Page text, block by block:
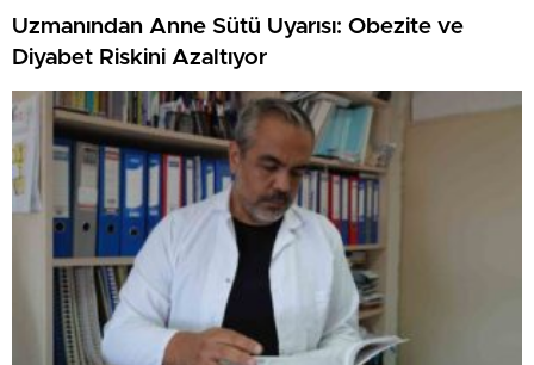
Uzmanından Anne Sütü Uyarısı: Obezite ve
Diyabet Riskini Azaltıyor